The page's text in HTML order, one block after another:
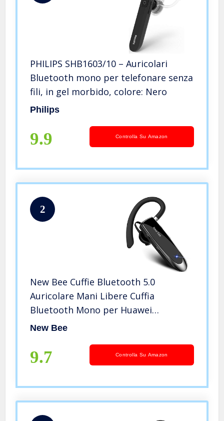
PHILIPS SHB1603/10 – Auricolari
Bluetooth mono per telefonare senza
fili, in gel morbido, colore: Nero
Philips
9.9 Controlla Su Amazon
2
New Bee Cuffie Bluetooth 5.0
Auricolare Mani Libere Cuffia
Bluetooth Mono per Huawei
Samsung iPhone Cellulari Android
New Bee
9.7 Controlla Su Amazon